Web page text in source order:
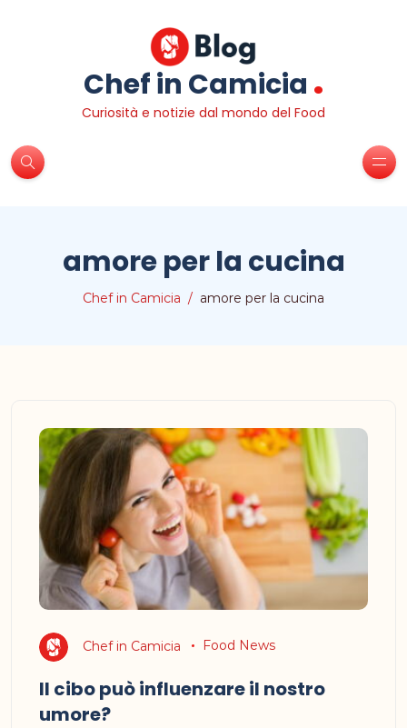
Chef in Camicia .
Curiosità e notizie dal mondo del Food
amore per la cucina
Chef in Camicia amore per la cucina
Chef in Camicia Food News
Il cibo può influenzare il nostro
umore?